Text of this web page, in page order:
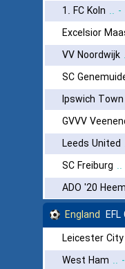
1. FC Koln .. -
Excelsior
VV Noordwijk
SC
Ipswich Town
GVVV
Leeds United
SC Freiburg ..
ADO '20
England EFL
Leicester City
West Ham .. -